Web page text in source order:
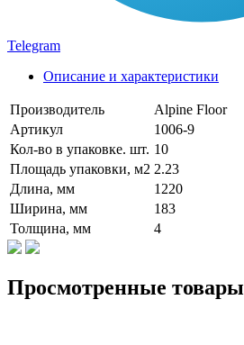
Telegram
Описание и характеристики
Производитель
Alpine Floor
Артикул
1006-9
Кол-во в упаковке. шт. 10
Площадь упаковки, м2 2.23
Длина, мм
1220
Ширина, мм
183
Толщина, мм
4
Просмотренные товары